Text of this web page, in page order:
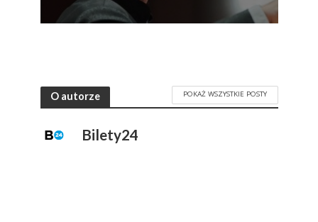
O autorze POKAŻ WSZYSTKIE POSTY
Bilety24